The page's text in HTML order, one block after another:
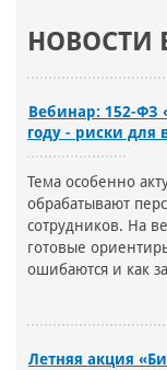
НОВОСТИ
Вебинар: 152-ФЗ
году - риски для
Тема особенно
обрабатывают
сотрудников. На
готовые
ошибаются и как
Летняя акция